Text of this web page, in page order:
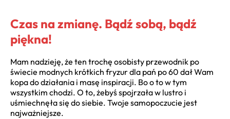
Czas na zmianę. Bądź sobą, bądź
piękna!
Mam nadzieję, że ten trochę osobisty przewodnik po
świecie modnych krótkich fryzur dla pań po 60 dał Wam
kopa do działania i masę inspiracji. Bo o to w tym
wszystkim chodzi. O to, żebyś spojrzała w lustro i
uśmiechnęła się do siebie. Twoje samopoczucie jest
najważniejsze.